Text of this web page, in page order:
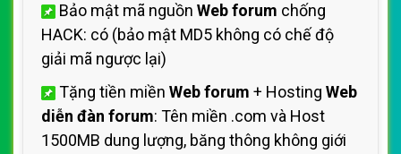
Bảo mật mã nguồn Web forum chống
HACK: có (bảo mật MD5 không có chế độ
giải mã ngược lại)
Tặng tiền miền Web forum + Hosting Web
diễn đàn forum: Tên miền .com và Host
1500MB dung lượng, băng thông không giới